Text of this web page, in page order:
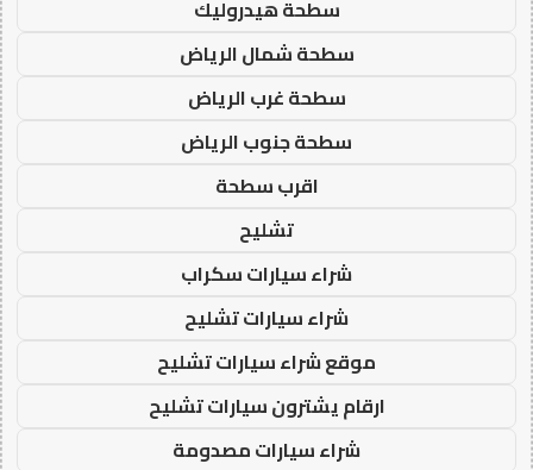
سطحة هيدروليك
سطحة شمال الرياض
سطحة غرب الرياض
سطحة جنوب الرياض
اقرب سطحة
تشليح
شراء سيارات سكراب
شراء سيارات تشليح
موقع شراء سيارات تشليح
ارقام يشترون سيارات تشليح
شراء سيارات مصدومة